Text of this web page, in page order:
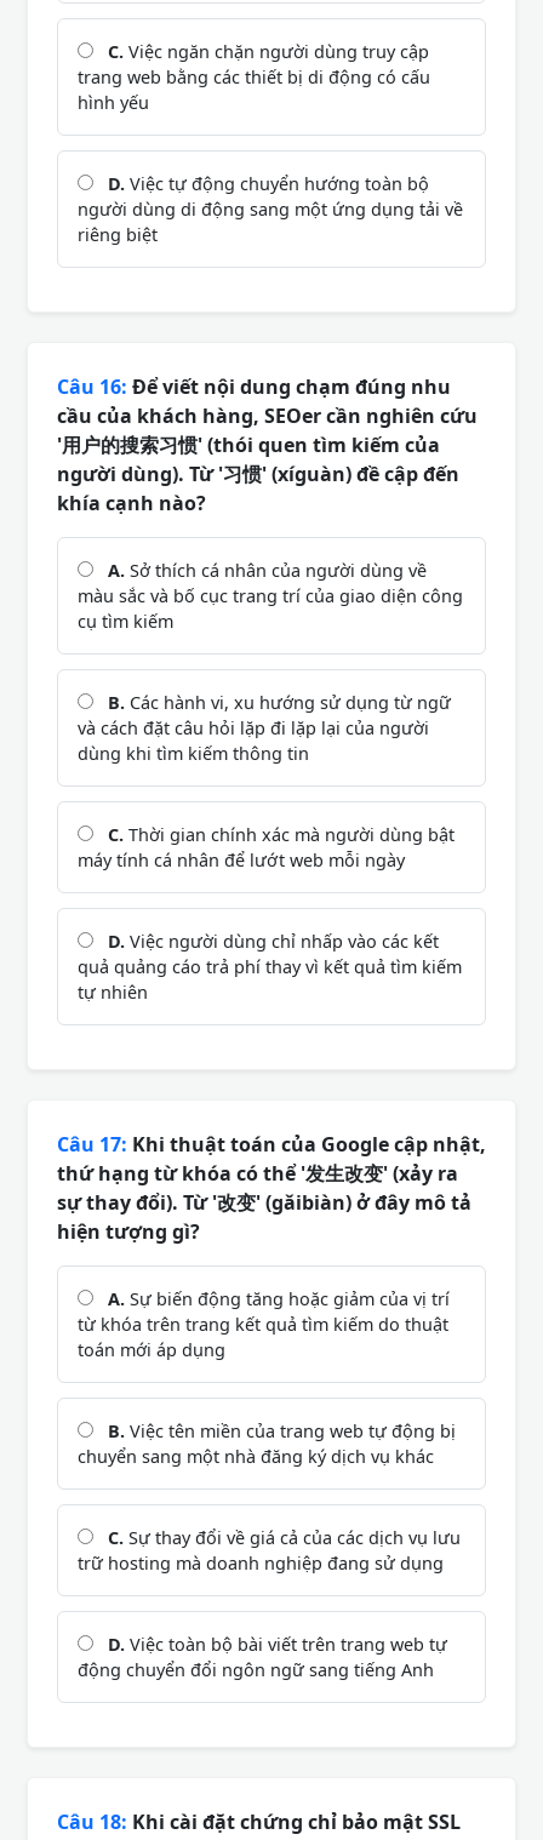
C. Việc ngăn chặn người dùng truy cập
trang web bằng các thiết bị di động có cấu
hình yếu
D. Việc tự động chuyển hướng toàn bộ
người dùng di động sang một ứng dụng tải về
riêng biệt
Câu 16: Để viết nội dung chạm đúng nhu
cầu của khách hàng, SEOer cần nghiên cứu
'用户的搜索习惯' (thói quen tìm kiếm của
người dùng). Từ '习惯' (xíguàn) đề cập đến
khía cạnh nào?
A. Sở thích cá nhân của người dùng về
màu sắc và bố cục trang trí của giao diện công
cụ tìm kiếm
B. Các hành vi, xu hướng sử dụng từ ngữ
và cách đặt câu hỏi lặp đi lặp lại của người
dùng khi tìm kiếm thông tin
C. Thời gian chính xác mà người dùng bật
máy tính cá nhân để lướt web mỗi ngày
D. Việc người dùng chỉ nhấp vào các kết
quả quảng cáo trả phí thay vì kết quả tìm kiếm
tự nhiên
Câu 17: Khi thuật toán của Google cập nhật,
thứ hạng từ khóa có thể '发生改变' (xảy ra
sự thay đổi). Từ '改变' (gǎibiàn) ở đây mô tả
hiện tượng gì?
A. Sự biến động tăng hoặc giảm của vị trí
từ khóa trên trang kết quả tìm kiếm do thuật
toán mới áp dụng
B. Việc tên miền của trang web tự động bị
chuyển sang một nhà đăng ký dịch vụ khác
C. Sự thay đổi về giá cả của các dịch vụ lưu
trữ hosting mà doanh nghiệp đang sử dụng
D. Việc toàn bộ bài viết trên trang web tự
động chuyển đổi ngôn ngữ sang tiếng Anh
Câu 18: Khi cài đặt chứng chỉ bảo mật SSL